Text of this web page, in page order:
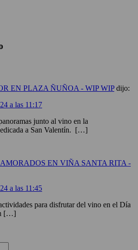
EN PLAZA ÑUÑOA - WIP WIP dijo:
a las 11:17
junto al vino en la
a San Valentín. […]
EN VIÑA SANTA RITA -
a las 11:45
para disfrutar del vino en el Día
[…]